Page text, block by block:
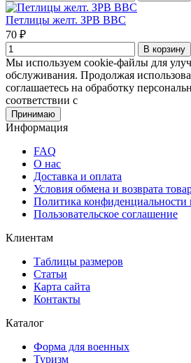
Петлицы желт. ЗРВ ВВС
70 ₽
В корзину
Мы используем cookie-файлы для
обслуживания. Продолжая
соглашаетесь на обработку
соответствии с
Принимаю
Информация
FAQ
О нас
Доставка и оплата
Условия обмена и возврата
Политика конфиденциальности
Пользовательское соглашение
Клиентам
Таблицы размеров
Статьи
Карта сайта
Контакты
Каталог
Форма для военных
Туризм